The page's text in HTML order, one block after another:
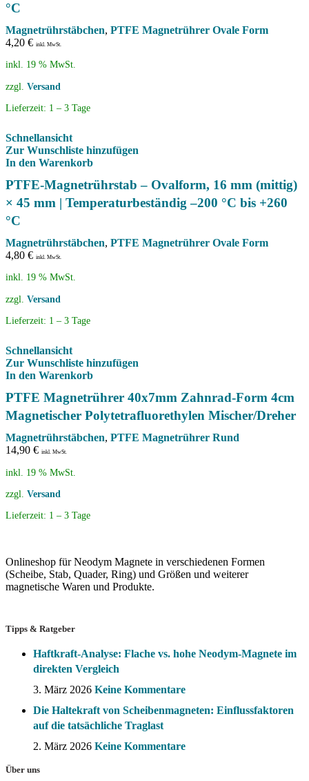
°C
Magnetrührstäbchen, PTFE Magnetrührer Ovale Form
4,20 € inkl. MwSt.
inkl. 19 % MwSt.
zzgl. Versand
Lieferzeit: 1 – 3 Tage
Schnellansicht
Zur Wunschliste hinzufügen
In den Warenkorb
PTFE-Magnetrührstab – Ovalform, 16 mm (mittig)
× 45 mm | Temperaturbeständig –200 °C bis +260
°C
Magnetrührstäbchen, PTFE Magnetrührer Ovale Form
4,80 € inkl. MwSt.
inkl. 19 % MwSt.
zzgl. Versand
Lieferzeit: 1 – 3 Tage
Schnellansicht
Zur Wunschliste hinzufügen
In den Warenkorb
PTFE Magnetrührer 40x7mm Zahnrad-Form 4cm
Magnetischer Polytetrafluorethylen Mischer/Dreher
Magnetrührstäbchen, PTFE Magnetrührer Rund
14,90 € inkl. MwSt.
inkl. 19 % MwSt.
zzgl. Versand
Lieferzeit: 1 – 3 Tage
Onlineshop für Neodym Magnete in verschiedenen Formen
(Scheibe, Stab, Quader, Ring) und Größen und weiterer
magnetische Waren und Produkte.
Tipps & Ratgeber
Haftkraft-Analyse: Flache vs. hohe Neodym-Magnete im
direkten Vergleich
3. März 2026 Keine Kommentare
Die Haltekraft von Scheibenmagneten: Einflussfaktoren
auf die tatsächliche Traglast
2. März 2026 Keine Kommentare
Über uns